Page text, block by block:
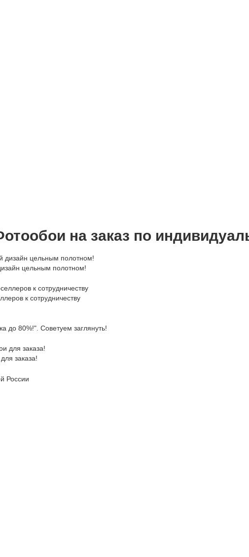
на заказ по
цельным полотном!
к сотрудничеству
до 80%!". Советуем заглянуть!
заказа!